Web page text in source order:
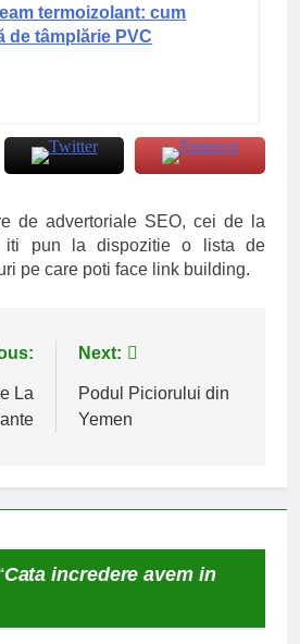
termoizolant: cum
de tâmplărie PVC
de advertoriale SEO, cei de la
iti pun la dispozitie o lista de
pe care poti face link building.
La
Next:
Podul Piciorului din
Yemen
Cata incredere avem in